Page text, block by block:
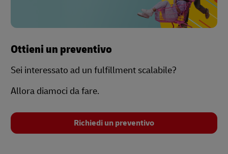
Ottieni un preventivo
Sei interessato ad un fulfillment scalabile?
Allora diamoci da fare.
Richiedi un preventivo